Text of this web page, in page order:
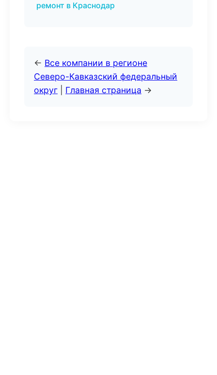
ремонт в Краснодар
← Все компании в регионе
Северо-Кавказский федеральный
округ
Главная страница →